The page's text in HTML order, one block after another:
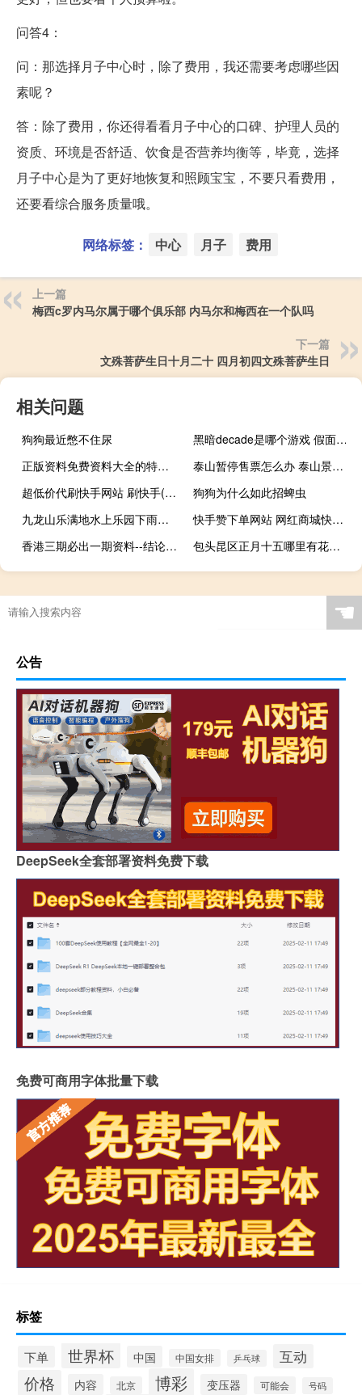
问答4：
问：那选择月子中心时，除了费用，我还需要考虑哪些因
素呢？
答：除了费用，你还得看看月子中心的口碑、护理人员的
资质、环境是否舒适、饮食是否营养均衡等，毕竟，选择
月子中心是为了更好地恢复和照顾宝宝，不要只看费用，
还要看综合服务质量哦。
网络标签： 中心 月子 费用
上一篇
梅西c罗内马尔属于哪个俱乐部 内马尔和梅西在一个队吗
下一篇
文殊菩萨生日十月二十 四月初四文殊菩萨生日
相关问题
狗狗最近憋不住尿
黑暗decade是哪个游戏 假面骑士decade主题曲
正版资料免费资料大全的特点和优势：澳门码开奖结果155期-辅助精确分析-2094.PL.211
泰山暂停售票怎么办 泰山景区暂停开放
超低价代刷快手网站 刷快手(全网最低价快手代刷)
狗狗为什么如此招蜱虫
九龙山乐满地水上乐园下雨还会开放吗 九龙山乐满地水上乐园
快手赞下单网站 网红商城快手业务24小时营业
香港三期必出一期资料--结论释义解释落实--安装版v009.317
包头昆区正月十五哪里有花灯 广场舞正月十五闹花灯
☚
公告
DeepSeek全套部署资料免费下载
免费可商用字体批量下载
标签
下单 世界杯 中国 中国女排 乒乓球 互动
价格 内容 北京 博彩 变压器 可能会 号码